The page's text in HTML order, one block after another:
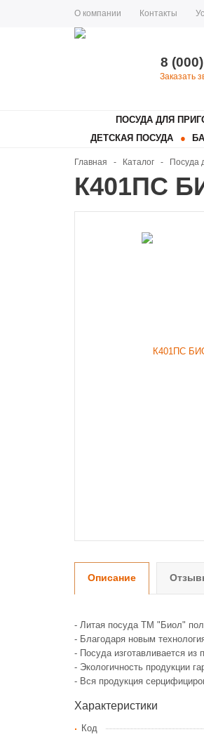
О компании Контакты
8
Заказать
ПОСУДА ДЛЯ
ДЕТСКАЯ ПОСУДА
Главная - Каталог - Посуда
К401ПС
Описание
- Литая посуда ТМ "Биол"
- Благодаря новым
- Посуда изготавливается
- Экологичность продукции
- Вся продукция
Характеристики
Код